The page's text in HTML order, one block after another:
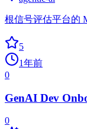
根信号评估平台的
5
1年前
0
GenAI Dev
0